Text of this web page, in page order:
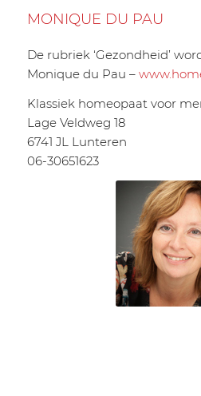
MONIQUE DU PAU
De rubriek ‘Gezondheid’
Monique du Pau –
Klassiek homeopaat voor
Lage Veldweg 18
6741 JL Lunteren
06-30651623